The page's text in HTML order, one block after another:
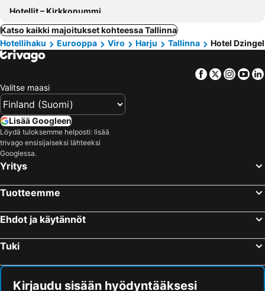
Hotellit – Kirkkonummi
Katso kaikki majoitukset kohteessa Tallinna
Hotellihaku
Eurooppa Viro Harju Tallinna Hotel Dzingel
Facebook
Twitter
Valitse maasi
Lisää Googleen
Löydä tuloksemme helposti: lisää
trivago ensisijaiseksi lähteeksi
Googlessa.
Yritys
Tuotteemme
Ehdot ja käytännöt
Tuki
Kirjaudu sisään hyödyntääksesi